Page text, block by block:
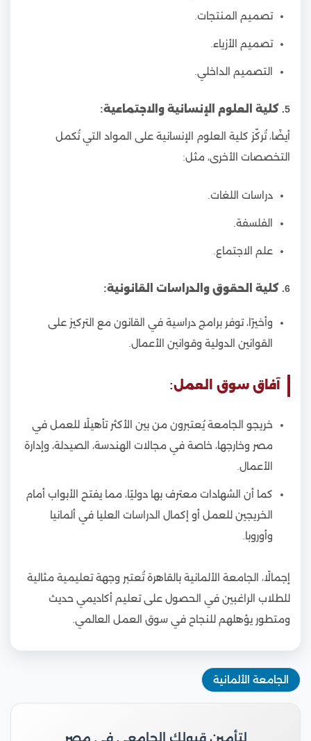
تصميم المنتجات.
تصميم الأزياء.
التصميم الداخلي.
5. كلية العلوم الإنسانية والاجتماعية:
أيضًا، تُركّز كلية العلوم الإنسانية على المواد التي تُكمل
التخصصات الأخرى، مثل:
دراسات اللغات.
الفلسفة.
علم الاجتماع.
6. كلية الحقوق والدراسات القانونية:
وأخيرًا، توفر برامج دراسية في القانون مع التركيز على
القوانين الدولية وقوانين الأعمال.
آفاق سوق العمل:
خريجو الجامعة يُعتبرون من بين الأكثر تأهيلًا للعمل في
مصر وخارجها، خاصة في مجالات الهندسة، الصيدلة، وإدارة
الأعمال.
كما أن الشهادات معترف بها دوليًا، مما يفتح الأبواب أمام
الخريجين للعمل أو إكمال الدراسات العليا في ألمانيا
وأوروبا.
إجمالًا، الجامعة الألمانية بالقاهرة تُعتبر وجهة تعليمية مثالية
للطلاب الراغبين في الحصول على تعليم أكاديمي حديث
ومتطور يؤهلهم للنجاح في سوق العمل العالمي.
الجامعة الألمانية